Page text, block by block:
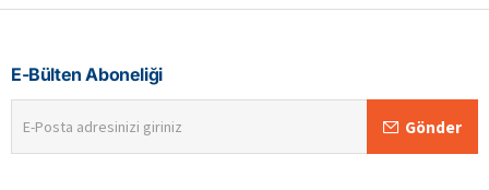
E-Bülten Aboneliği
Posta
adresinizi
Gönder